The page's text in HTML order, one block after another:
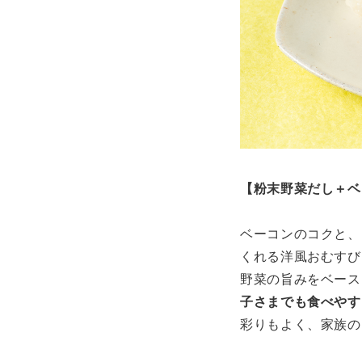
【粉末野菜だし＋
ベーコンのコクと
くれる洋風おむす
野菜の旨みをベー
子さまでも食べや
彩りもよく、家族